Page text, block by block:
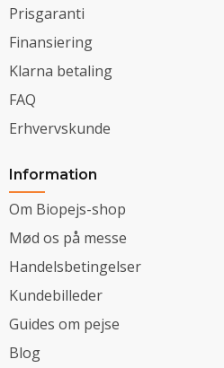
Prisgaranti
Finansiering
Klarna betaling
FAQ
Erhvervskunde
Information
Om Biopejs-shop
Mød os på messe
Handelsbetingelser
Kundebilleder
Guides om pejse
Blog